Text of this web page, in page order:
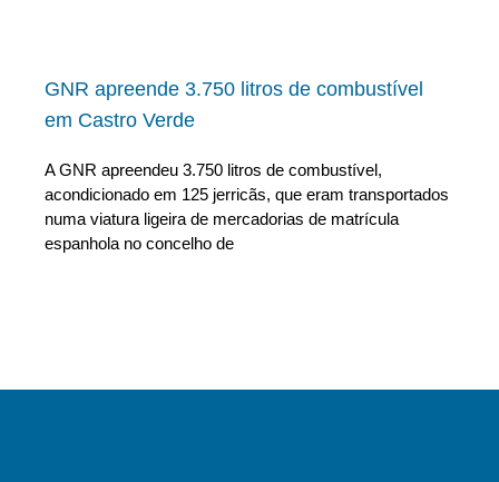
GNR apreende 3.750 litros de combustível
em Castro Verde
A GNR apreendeu 3.750 litros de combustível,
acondicionado em 125 jerricãs, que eram transportados
numa viatura ligeira de mercadorias de matrícula
espanhola no concelho de